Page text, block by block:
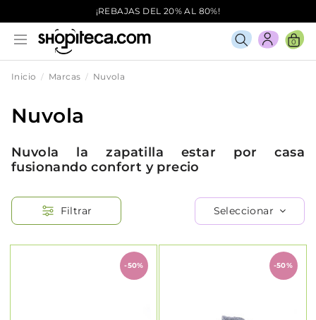
¡REBAJAS DEL 20% AL 80%!
0
Inicio Marcas Nuvola
Nuvola
Nuvola la zapatilla estar por casa
fusionando confort y precio
Filtrar Seleccionar
-50% -50%